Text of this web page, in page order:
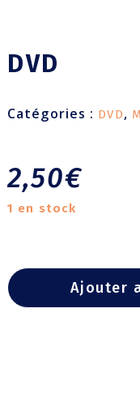
DVD
Catégories : DVD,
2,50€
1 en stock
Ajouter